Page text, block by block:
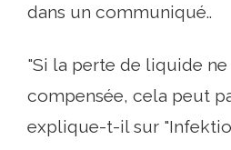
dans un communiqué..
"Si la perte de liquide
compensée, cela peut
explique-t-il sur